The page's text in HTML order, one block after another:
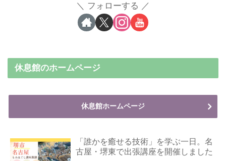
フォローする
休息館のホームページ
休息館ホームページ
「誰かを癒せる技術」を学ぶ一日。名
古屋・堺東で出張講座を開催しました